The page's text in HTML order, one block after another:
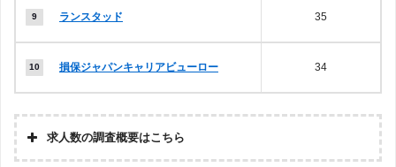
ランスタッド 35
損保ジャパンキャリアビューロー 34
求人数の調査概要はこちら